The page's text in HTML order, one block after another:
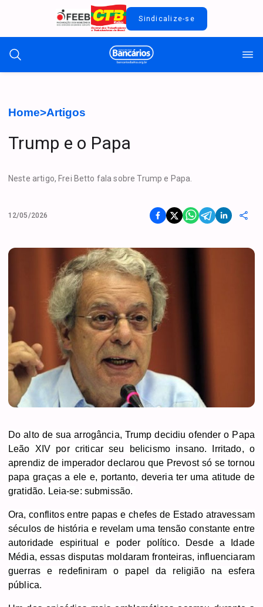
Sindicalize-se
Home>Artigos
Trump e o Papa
Neste artigo, Frei Betto fala sobre Trump e Papa.
12/05/2026
Do alto de sua arrogância, Trump decidiu ofender o Papa
Leão XIV por criticar seu belicismo insano. Irritado, o
aprendiz de imperador declarou que Prevost só se tornou
papa graças a ele e, portanto, deveria ter uma atitude de
gratidão. Leia-se: submissão.
Ora, conflitos entre papas e chefes de Estado atravessam
séculos de história e revelam uma tensão constante entre
autoridade espiritual e poder político. Desde a Idade
Média, essas disputas moldaram fronteiras, influenciaram
guerras e redefiniram o papel da religião na esfera
pública.